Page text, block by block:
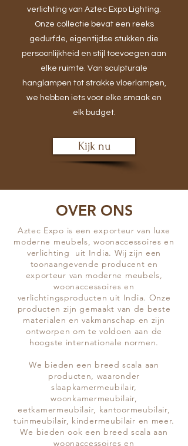
verlichting van Aztec Expo Lighting.
Onze collectie bevat een reeks
gedurfde, eigentijdse stukken die
persoonlijkheid en stijl toevoegen aan
elke ruimte. Van sculpturale
hanglampen tot strakke vloerlampen,
we hebben iets voor elke smaak en
elk budget.
Kijk nu
OVER ONS
Aztec Expo is een exporteur van luxe
moderne meubels, woonaccessoires en
verlichting uit India. Wij zijn een
toonaangevende producent en
exporteur van moderne meubels,
woonaccessoires en
verlichtingsproducten uit India. Onze
producten zijn gemaakt van de beste
materialen en vakmanschap en zijn
ontworpen om te voldoen aan de
hoogste internationale normen.
We bieden een breed scala aan
producten, waaronder
slaapkamermeubilair,
woonkamermeubilair,
eetkamermeubilair, kantoormeubilair,
tuinmeubilair, kindermeubilair en meer.
We bieden ook een breed scala aan
woonaccessoires en